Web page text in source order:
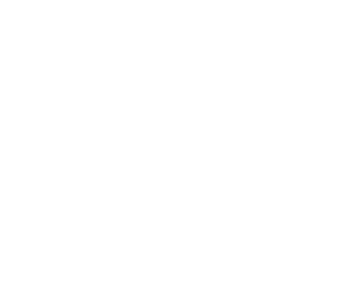
%, surove olja in maet'obe
°C. Shranjevati otrokom
za označevanje:
38, 2250 Ptuj
v Sloveniji proizvaja 70505008